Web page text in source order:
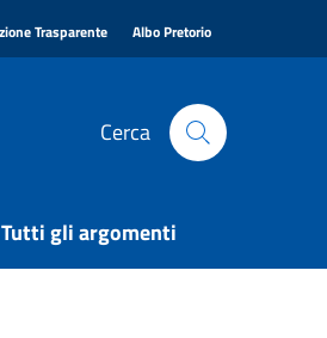
Trasparente Albo Pretorio
Cerca
Tutti gli argomenti